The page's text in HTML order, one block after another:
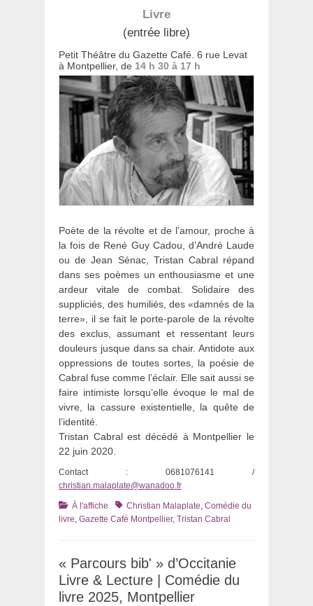
Livre
(entrée libre)
Petit Théâtre du Gazette Café. 6 rue Levat
à Montpellier, de 14 h 30 à 17 h
Poète de la révolte et de l’amour, proche à
la fois de René Guy Cadou, d’André Laude
ou de Jean Sénac, Tristan Cabral répand
dans ses poèmes un enthousiasme et une
ardeur vitale de combat. Solidaire des
suppliciés, des humiliés, des «damnés de la
terre», il se fait le porte-parole de la révolte
des exclus, assumant et ressentant leurs
douleurs jusque dans sa chair. Antidote aux
oppressions de toutes sortes, la poésie de
Cabral fuse comme l’éclair. Elle sait aussi se
faire intimiste lorsqu’elle évoque le mal de
vivre, la cassure existentielle, la quête de
l’identité.
Tristan Cabral est décédé à Montpellier le
22 juin 2020.
Contact : 0681076141 /
christian.malaplate@wanadoo.fr
Catégories
À l'affiche TagsChristian Malaplate, Comédie du
livre, Gazette Café Montpellier, Tristan Cabral
« Parcours bib' » d’Occitanie
Livre & Lecture | Comédie du
livre 2025, Montpellier